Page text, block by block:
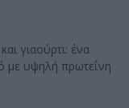
γιαούρτι: ένα
με υψηλή πρωτεΐνη